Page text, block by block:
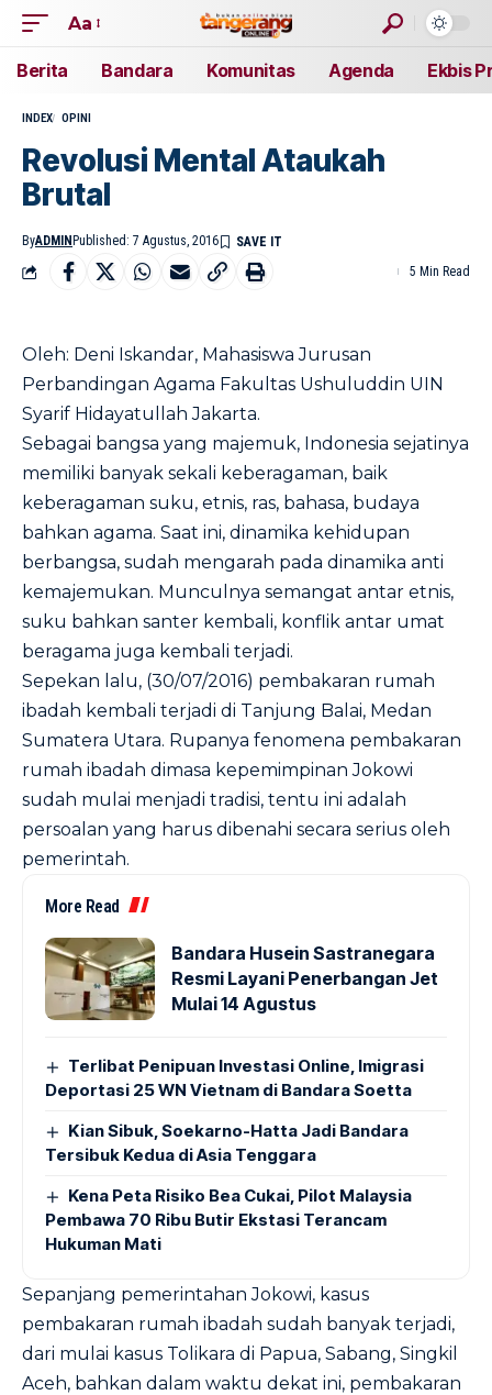
Aa
Berita Bandara Komunitas Agenda Ekbis
INDEX OPINI
Revolusi Mental Ataukah
Brutal
ByADMIN Published: 7 Agustus, 2016
5 Min Read
Oleh: Deni Iskandar, Mahasiswa Jurusan
Perbandingan Agama Fakultas Ushuluddin UIN
Syarif Hidayatullah Jakarta.
Sebagai bangsa yang majemuk, Indonesia sejatinya
memiliki banyak sekali keberagaman, baik
keberagaman suku, etnis, ras, bahasa, budaya
bahkan agama. Saat ini, dinamika kehidupan
berbangsa, sudah mengarah pada dinamika anti
kemajemukan. Munculnya semangat antar etnis,
suku bahkan santer kembali, konflik antar umat
beragama juga kembali terjadi.
Sepekan lalu, (30/07/2016) pembakaran rumah
ibadah kembali terjadi di Tanjung Balai, Medan
Sumatera Utara. Rupanya fenomena pembakaran
rumah ibadah dimasa kepemimpinan Jokowi
sudah mulai menjadi tradisi, tentu ini adalah
persoalan yang harus dibenahi secara serius oleh
pemerintah.
More Read
Bandara Husein Sastranegara
Resmi Layani Penerbangan Jet
Mulai 14 Agustus
Terlibat Penipuan Investasi Online, Imigrasi
Deportasi 25 WN Vietnam di Bandara Soetta
Kian Sibuk, Soekarno-Hatta Jadi Bandara
Tersibuk Kedua di Asia Tenggara
Kena Peta Risiko Bea Cukai, Pilot Malaysia
Pembawa 70 Ribu Butir Ekstasi Terancam
Hukuman Mati
Sepanjang pemerintahan Jokowi, kasus
pembakaran rumah ibadah sudah banyak terjadi,
dari mulai kasus Tolikara di Papua, Sabang, Singkil
Aceh, bahkan dalam waktu dekat ini, pembakaran